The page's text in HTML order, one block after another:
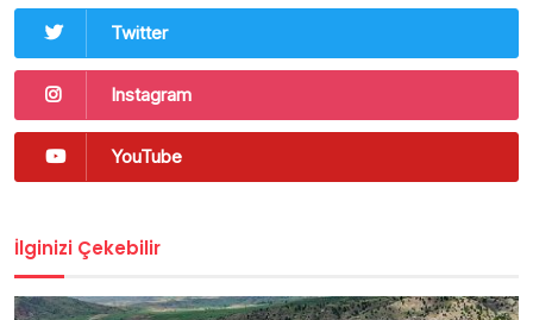
Twitter
Instagram
YouTube
İlginizi Çekebilir